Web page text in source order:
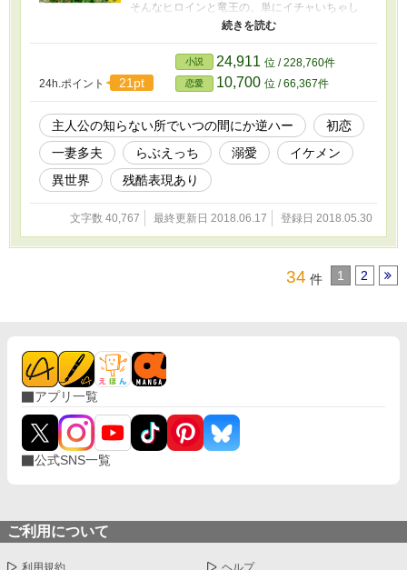
そんなヒロインと竜王の、単にイチャいちゃし
てヤってるだけの話。 ★色々と突っ込みどころ
満載ですが、突っ込みナシでお願いします
（笑） ★ダンドリオンとは『獅子の牙』という
意味で、ダンデライオン（タンポポ）の語源。
タンポポの葉がライオンの牙に似ていることか
らこの名が付いています。 ★予告なく残酷表現
が入ります。苦手な方はご注意ください
24h.ポイント 21pt
小説 24,911 位 / 228,760件
恋愛 10,700 位 / 66,367件
主人公の知らない所でいつの間にか逆ハー
初恋
一妻多夫
らぶえっち 溺愛
イケメン
異世界
残酷表現あり
文字数 40,767 最終更新日 2018.06.17 登録日 2018.05.30
34 件 1 2
アプリ一覧
公式SNS一覧
ご利用について
利用規約 ヘルプ